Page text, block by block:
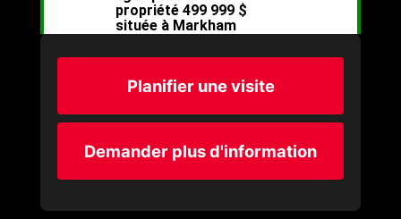
Planifier une visite
Demander plus d'information